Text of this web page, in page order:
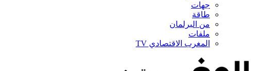
جهات
طاقة
من البرلمان
ملفات
المغرب الاقتصادي TV